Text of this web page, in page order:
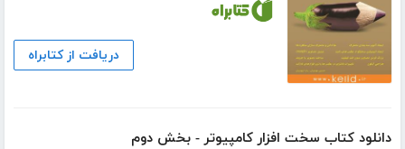
دریافت از کتابراه
دانلود کتاب سخت افزار کامپیوتر - بخش دوم